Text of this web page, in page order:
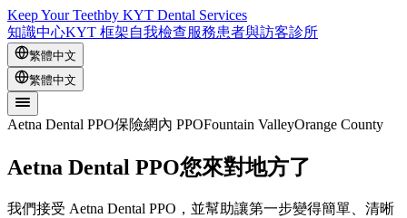
Keep Your Teethby KYT Dental Services
知識中心KYT 框架自我檢查服務患者與訪客診所
繁體中文
繁體中文
Aetna Dental PPO保險網內 PPOFountain ValleyOrange County
Aetna Dental PPO您來對地方了
我們接受 Aetna Dental PPO，並幫助讓第一步變得簡單、清晰